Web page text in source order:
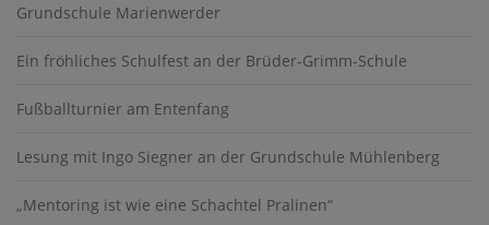
Grundschule Marienwerder
Ein fröhliches Schulfest an der Brüder-Grimm-Schule
Fußballturnier am Entenfang
Lesung mit Ingo Siegner an der Grundschule Mühlenberg
„Mentoring ist wie eine Schachtel Pralinen“